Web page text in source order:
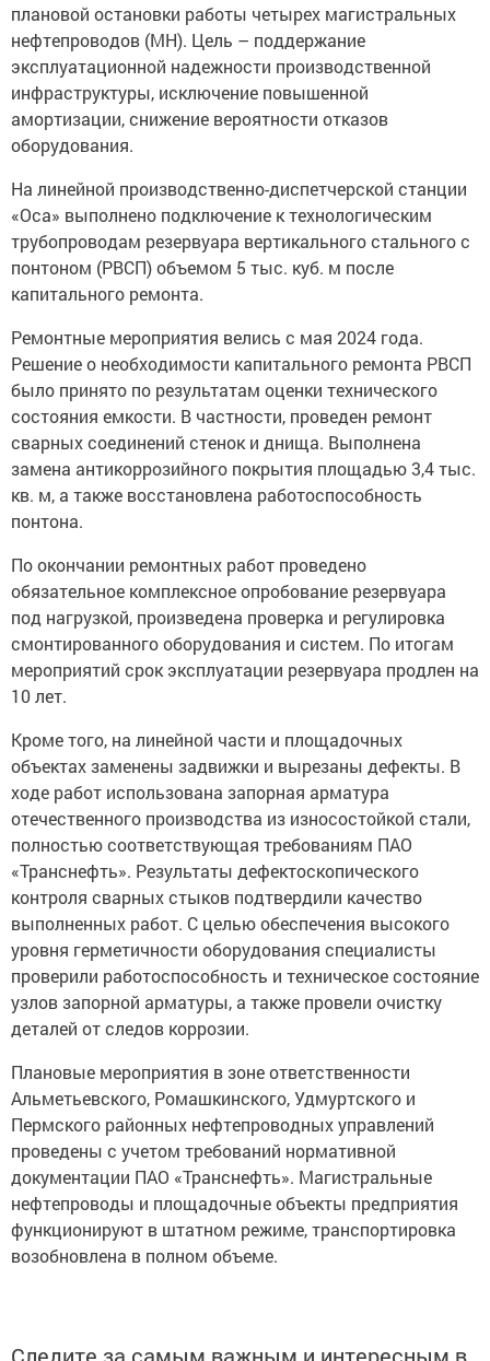
плановой остановки работы четырех магистральных
нефтепроводов (МН). Цель – поддержание
эксплуатационной надежности производственной
инфраструктуры, исключение повышенной
амортизации, снижение вероятности отказов
оборудования.
На линейной производственно-диспетчерской станции
«Оса» выполнено подключение к технологическим
трубопроводам резервуара вертикального стального с
понтоном (РВСП) объемом 5 тыс. куб. м после
капитального ремонта.
Ремонтные мероприятия велись с мая 2024 года.
Решение о необходимости капитального ремонта РВСП
было принято по результатам оценки технического
состояния емкости. В частности, проведен ремонт
сварных соединений стенок и днища. Выполнена
замена антикоррозийного покрытия площадью 3,4 тыс.
кв. м, а также восстановлена работоспособность
понтона.
По окончании ремонтных работ проведено
обязательное комплексное опробование резервуара
под нагрузкой, произведена проверка и регулировка
смонтированного оборудования и систем. По итогам
мероприятий срок эксплуатации резервуара продлен на
10 лет.
Кроме того, на линейной части и площадочных
объектах заменены задвижки и вырезаны дефекты. В
ходе работ использована запорная арматура
отечественного производства из износостойкой стали,
полностью соответствующая требованиям ПАО
«Транснефть». Результаты дефектоскопического
контроля сварных стыков подтвердили качество
выполненных работ. С целью обеспечения высокого
уровня герметичности оборудования специалисты
проверили работоспособность и техническое состояние
узлов запорной арматуры, а также провели очистку
деталей от следов коррозии.
Плановые мероприятия в зоне ответственности
Альметьевского, Ромашкинского, Удмуртского и
Пермского районных нефтепроводных управлений
проведены с учетом требований нормативной
документации ПАО «Транснефть». Магистральные
нефтепроводы и площадочные объекты предприятия
функционируют в штатном режиме, транспортировка
возобновлена в полном объеме.